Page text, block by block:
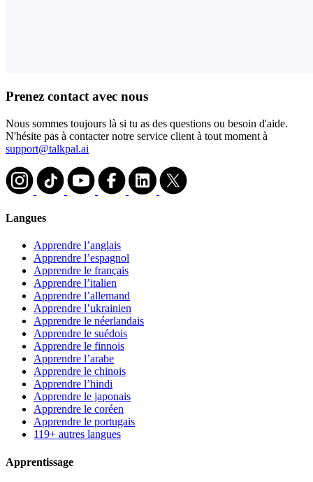
Prenez contact avec nous
Nous sommes toujours là si tu as des questions ou besoin d'aide.
N'hésite pas à contacter notre service client à tout moment à
support@talkpal.ai
Langues
Apprendre l’anglais
Apprendre l’espagnol
Apprendre le français
Apprendre l’italien
Apprendre l’allemand
Apprendre l’ukrainien
Apprendre le néerlandais
Apprendre le suédois
Apprendre le finnois
Apprendre l’arabe
Apprendre le chinois
Apprendre l’hindi
Apprendre le japonais
Apprendre le coréen
Apprendre le portugais
119+ autres langues
Apprentissage